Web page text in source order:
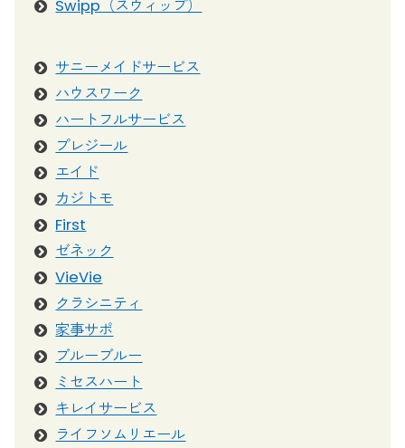
Swipp（スウィップ）
サニーメイドサービス
ハウスワーク
ハートフルサービス
プレジール
エイド
カジトモ
First
ゼネック
VieVie
クラシニティ
家事サポ
ブルーブルー
ミセスハート
キレイサービス
ライフソムリエール